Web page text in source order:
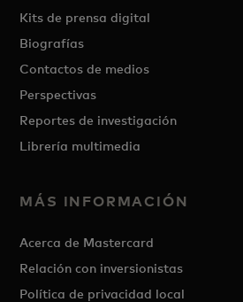
Kits de prensa digital
Biografías
Contactos de medios
Perspectivas
Reportes de investigación
Librería multimedia
MÁS INFORMACIÓN
Acerca de Mastercard
Relación con inversionistas
Política de privacidad local